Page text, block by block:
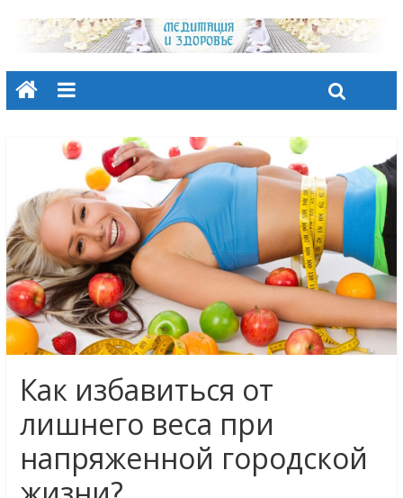
Как избавиться от
лишнего веса при
напряженной городской